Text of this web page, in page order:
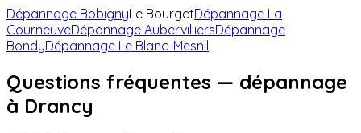
Dépannage BobignyLe BourgetDépannage La
CourneuveDépannage AubervilliersDépannage
BondyDépannage Le Blanc-Mesnil
Questions fréquentes — dépannage
à Drancy